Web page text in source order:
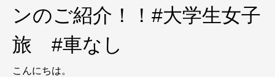
ンのご紹介！！#大学生女子
旅 #車なし
こんにちは。